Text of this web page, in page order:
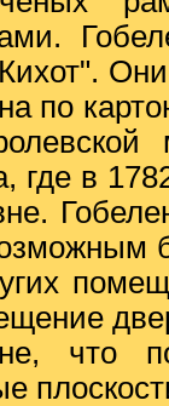
по
где в
что